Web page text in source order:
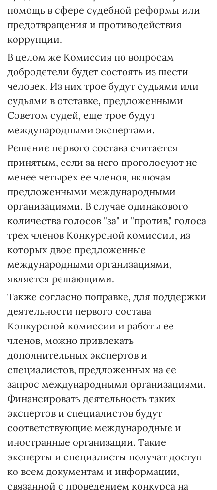
помощь в сфере судебной реформы или
предотвращения и противодействия
коррупции.
В целом же Комиссия по вопросам
добродетели будет состоять из шести
человек. Из них трое будут судьями или
судьями в отставке, предложенными
Советом судей, еще трое будут
международными экспертами.
Решение первого состава считается
принятым, если за него проголосуют не
менее четырех ее членов, включая
предложенными международными
организациями. В случае одинакового
количества голосов "за" и "против," голоса
трех членов Конкурсной комиссии, из
которых двое предложенные
международными организациями,
является решающими.
Также согласно поправке, для поддержки
деятельности первого состава
Конкурсной комиссии и работы ее
членов, можно привлекать
дополнительных экспертов и
специалистов, предложенных на ее
запрос международными организациями.
Финансировать деятельность таких
экспертов и специалистов будут
соответствующие международные и
иностранные организации. Такие
эксперты и специалисты получат доступ
ко всем документам и информации,
связанной с проведением конкурса на